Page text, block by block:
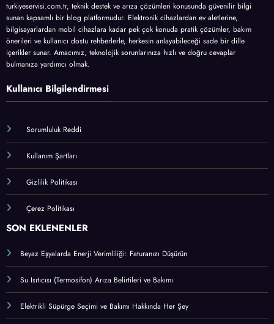
turkiyeservisi.com.tr, teknik destek ve arıza çözümleri konusunda güvenilir bilgi
sunan kapsamlı bir blog platformudur. Elektronik cihazlardan ev aletlerine,
bilgisayarlardan mobil cihazlara kadar pek çok konuda pratik çözümler, bakım
önerileri ve kullanıcı dostu rehberlerle, herkesin anlayabileceği sade bir dille
içerikler sunar. Amacımız, teknolojik sorunlarınıza hızlı ve doğru cevaplar
bulmanıza yardımcı olmak.
Kullanıcı Bilgilendirmesi
Sorumluluk Reddi
Kullanım Şartları
Gizlilik Politikası
Çerez Politikası
SON EKLENENLER
Beyaz Eşyalarda Enerji Verimliliği: Faturanızı Düşürün
Su Isıtıcısı (Termosifon) Arıza Belirtileri ve Bakımı
Elektrikli Süpürge Seçimi ve Bakımı Hakkında Her Şey